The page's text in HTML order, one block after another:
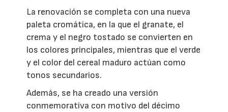
La renovación se completa con una nueva
paleta cromática, en la que el granate, el
crema y el negro tostado se convierten en
los colores principales, mientras que el verde
y el color del cereal maduro actúan como
tonos secundarios.
Además, se ha creado una versión
conmemorativa con motivo del décimo